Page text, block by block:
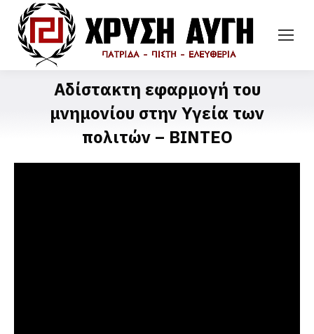
Αδίστακτη εφαρμογή του
μνημονίου στην Υγεία των
πολιτών – ΒΙΝΤΕΟ